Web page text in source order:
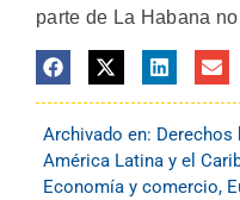
parte de La Habana
Archivado en: Derechos
América Latina y el
Economía y comercio,